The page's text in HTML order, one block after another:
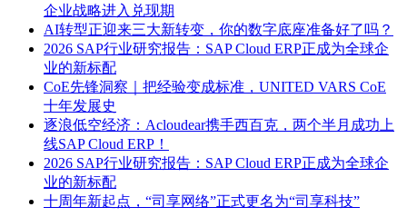
企业战略进入兑现期
AI转型正迎来三大新转变，你的数字底座准备好了吗？
2026 SAP行业研究报告：SAP Cloud ERP正成为全球企
业的新标配
CoE先锋洞察｜把经验变成标准，UNITED VARS CoE
十年发展史
逐浪低空经济：Acloudear携手西百克，两个半月成功上
线SAP Cloud ERP！
2026 SAP行业研究报告：SAP Cloud ERP正成为全球企
业的新标配
十周年新起点，“司享网络”正式更名为“司享科技”